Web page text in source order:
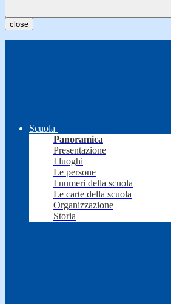
close
Scuola
Panoramica
Presentazione
I luoghi
Le persone
I numeri della scuola
Le carte della scuola
Organizzazione
Storia